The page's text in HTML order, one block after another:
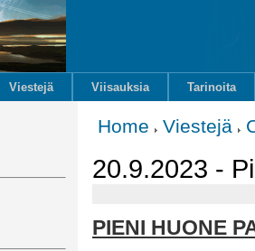
Viestejä Viisauksia Tarinoita
Home Viestejä
20.9.2023 -
PIENI HUONE